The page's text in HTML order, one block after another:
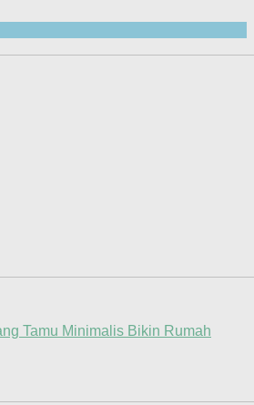
Tamu Minimalis Bikin Rumah